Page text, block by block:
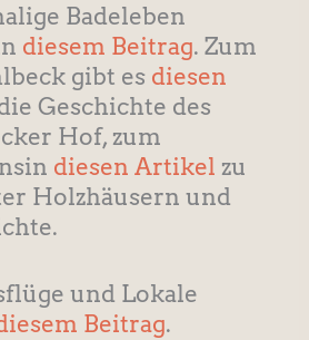
Badeleben
diesem Beitrag. Zum
gibt es diesen
Geschichte des
Hof, zum
diesen Artikel zu
Holzhäusern und
und Lokale
Beitrag.